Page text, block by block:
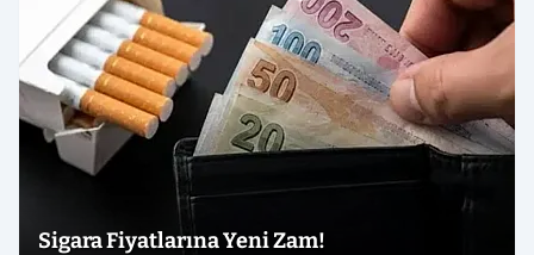
Sigara Fiyatlarına Yeni Zam!